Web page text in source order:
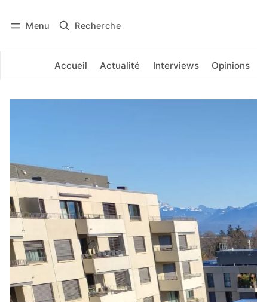
Menu Recherche
Accueil Actualité Interviews Opinions
Se connecter